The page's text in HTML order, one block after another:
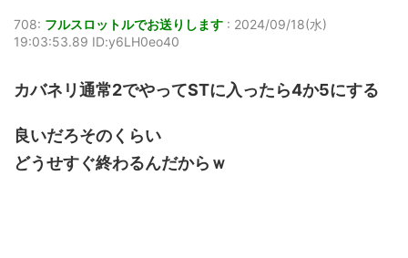
708: フルスロットルでお送りします : 2024/09/18(水)
19:03:53.89 ID:y6LH0eo40
カバネリ通常2でやってSTに入ったら4か5にする
良いだろそのくらい
どうせすぐ終わるんだからｗ